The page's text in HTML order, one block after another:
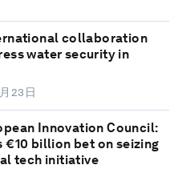
collaboration
water security in
23日
Innovation Council:
€10 billion bet on seizing
tech initiative